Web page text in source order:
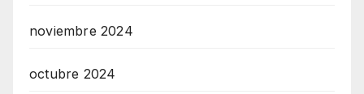
noviembre 2024
octubre 2024